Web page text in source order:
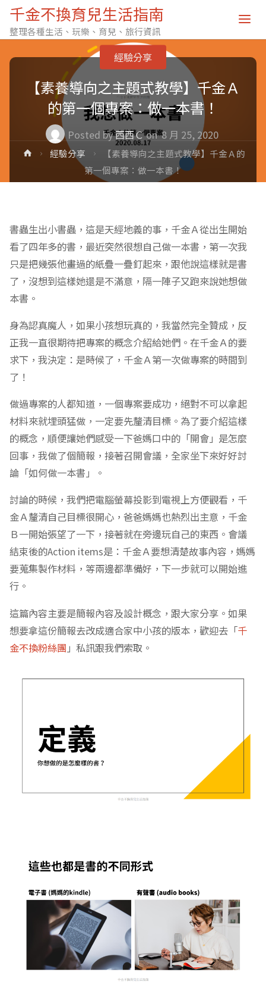
千金不換育兒生活指南
整理各種生活、玩樂、育兒、旅行資訊
【素養導向之主題式教學】千金Ａ
的第一個專案：做一本書！
Posted by西西Ｃon 8 月 25, 2020
經驗分享
Home經驗分享
【素養導向之主題式教學】千金Ａ的
第一個專案：做一本書！
書蟲生出小書蟲，這是天經地義的事，千金Ａ從出生開始
看了四年多的書，最近突然很想自己做一本書，第一次我
只是把幾張他畫過的紙疊一疊釘起來，跟他說這樣就是書
了，沒想到這樣她還是不滿意，隔一陣子又跑來說她想做
本書。
身為認真魔人，如果小孩想玩真的，我當然完全贊成，反
正我一直很期待把專案的概念介紹給她們。在千金Ａ的要
求下，我決定：是時候了，千金Ａ第一次做專案的時間到
了！
做過專案的人都知道，一個專案要成功，絕對不可以拿起
材料來就埋頭猛做，一定要先釐清目標。為了要介紹這樣
的概念，順便讓她們感受一下爸媽口中的「開會」是怎麼
回事，我做了個簡報，接著召開會議，全家坐下來好好討
論「如何做一本書」。
討論的時候，我們把電腦螢幕投影到電視上方便觀看，千
金Ａ釐清自己目標很開心，爸爸媽媽也熱烈出主意，千金
Ｂ一開始張望了一下，接著就在旁邊玩自己的東西。會議
結束後的Action items是：千金Ａ要想清楚故事內容，媽媽
要蒐集製作材料，等兩邊都準備好，下一步就可以開始進
行。
這篇內容主要是簡報內容及設計概念，跟大家分享。如果
想要拿這份簡報去改成適合家中小孩的版本，歡迎去「千
金不換粉絲團 」私訊跟我們索取。